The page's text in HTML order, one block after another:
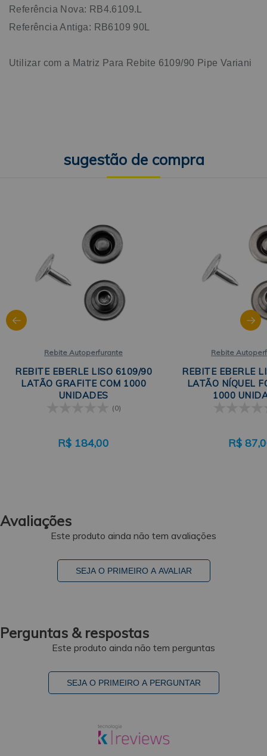
Referência Nova: RB4.6109.L
Referência Antiga: RB6109 90L
Utilizar com a Matriz Para Rebite 6109/90 Pipe Variani
Rebite Autoperfurante
REBITE EBERLE LISO 6109/90
LATÃO GRAFITE COM 1000
UNIDADES
(0)
R$ 184,00
Rebite
REBITE EBERLE
LATÃO NÍQUEL
1000
R$
Avaliações
Este produto ainda não tem avaliações
SEJA O PRIMEIRO A AVALIAR
Perguntas & respostas
Este produto ainda não tem perguntas
SEJA O PRIMEIRO A PERGUNTAR